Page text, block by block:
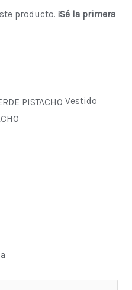
producto. ¡Sé la primera
Vestido